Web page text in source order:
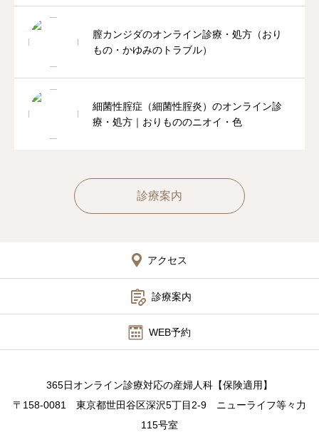
膣カンジダのオンライン診療・処方（おり
もの・かゆみのトラブル）
細菌性腟症（細菌性腟炎）のオンライン診
療・処方｜おりもののニオイ・色
診療案内
アクセス
 診療案内
WEB予約
365日オンライン診療対応の産婦人科【保険適用】
〒158-0081 東京都世田谷区深沢5丁目2-9 ニューライフ等々力
115号室